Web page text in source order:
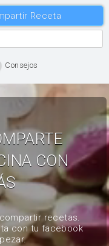
Consejos
CON
recetas.
con tu facebook
Receta